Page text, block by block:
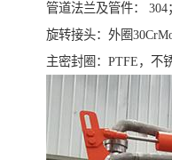
管道法兰及管件： 304
旋转接头：外圈
主密封圈：PTFE，不